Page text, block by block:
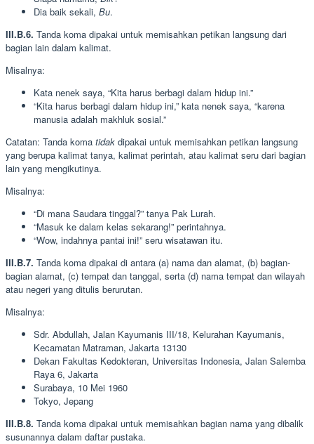
Dia baik sekali, Bu.
III.B.6. Tanda koma dipakai untuk memisahkan petikan langsung dari
bagian lain dalam kalimat.
Misalnya:
Kata nenek saya, “Kita harus berbagi dalam hidup ini.”
“Kita harus berbagi dalam hidup ini,” kata nenek saya, “karena
manusia adalah makhluk sosial.”
Catatan: Tanda koma tidak dipakai untuk memisahkan petikan langsung
yang berupa kalimat tanya, kalimat perintah, atau kalimat seru dari bagian
lain yang mengikutinya.
Misalnya:
“Di mana Saudara tinggal?” tanya Pak Lurah.
“Masuk ke dalam kelas sekarang!” perintahnya.
“Wow, indahnya pantai ini!” seru wisatawan itu.
III.B.7. Tanda koma dipakai di antara (a) nama dan alamat, (b) bagian-
bagian alamat, (c) tempat dan tanggal, serta (d) nama tempat dan wilayah
atau negeri yang ditulis berurutan.
Misalnya:
Sdr. Abdullah, Jalan Kayumanis III/18, Kelurahan Kayumanis,
Kecamatan Matraman, Jakarta 13130
Dekan Fakultas Kedokteran, Universitas Indonesia, Jalan Salemba
Raya 6, Jakarta
Surabaya, 10 Mei 1960
Tokyo, Jepang
III.B.8. Tanda koma dipakai untuk memisahkan bagian nama yang dibalik
susunannya dalam daftar pustaka.